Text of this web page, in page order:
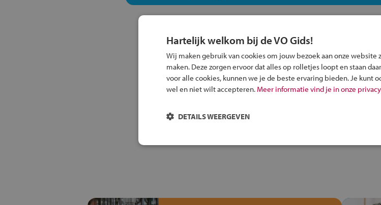
Inschrijven?
Alle informatie om je
een middelbare school.
Hartelijk welkom bij de VO Gids!
Wij maken gebruik van cookies om jouw bezoek aan onze website
maken. Deze zorgen ervoor dat alles op rolletjes loopt en staan
voor alle cookies, kunnen we je de beste ervaring bieden. Je kunt
wel en niet wilt accepteren. Meer informatie vind je in onze
DETAILS WEERGEVEN